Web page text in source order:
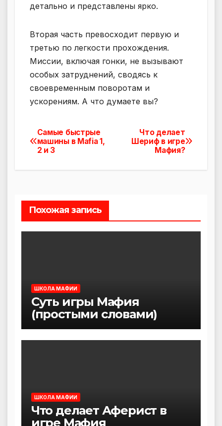
детально и представлены ярко.
Вторая часть превосходит первую и
третью по легкости прохождения.
Миссии, включая гонки, не вызывают
особых затруднений, сводясь к
своевременным поворотам и
ускорениям. А что думаете вы?
Навигация
по
Что делает
Шериф в игре
Мафия?
Самые быстрые
машины в Mafia 1,
2 и 3
Похожая запись
ШКОЛА МАФИИ
Суть игры Мафия
(простыми словами)
ШКОЛА МАФИИ
Что делает Аферист в
игре Мафия